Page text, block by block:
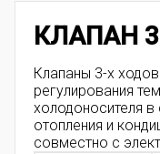
КЛАПАН
Клапаны 3-х
регулирования
холодоносителя в
отопления и
совместно с